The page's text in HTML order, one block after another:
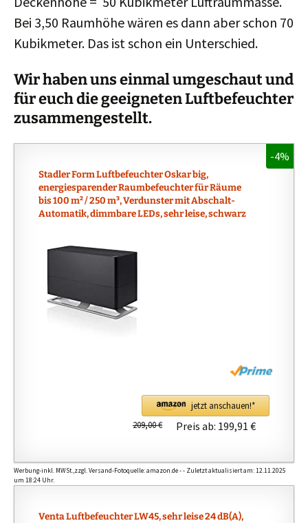
Bei 3,50 Raumhöhe wären es dann aber schon 70
Kubikmeter. Das ist schon ein Unterschied.
Wir haben uns einmal umgeschaut und
für euch die geeigneten Luftbefeuchter
zusammengestellt.
-4%
Stadler Form Luftbefeuchter Oskar big,
energiesparender Raumbefeuchter für Räume
bis 100 m² / 250 m³, Verdunster mit Abschalt-
Automatik, dimmbare LEDs, sehr leise, schwarz
jetzt anschauen!*
Preis ab: 199,91 €
209,00 €
Werbung-inkl. MWSt.,zzgl. Versand-Fotoquelle: amazon.de - - Zuletzt aktualisiert am: 12.11.2025
um 18:24 Uhr.
Venta Luftbefeuchter LW45, sehr leise 24 dB(A),